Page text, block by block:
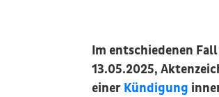
Im entschiedenen
13.05.2025,
einer Kündigung